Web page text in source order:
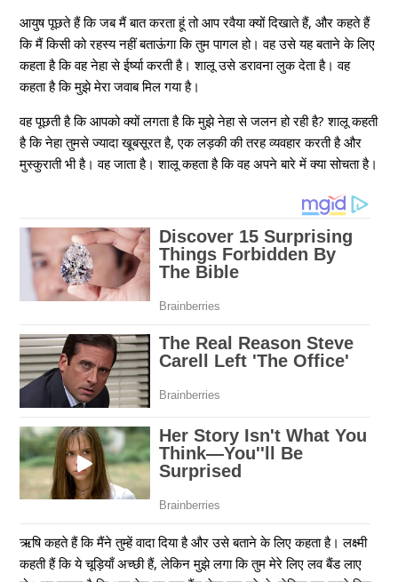
आयुष पूछते हैं कि जब मैं बात करता हूं तो आप रवैया क्यों दिखाते हैं, और कहते हैं
कि मैं किसी को रहस्य नहीं बताऊंगा कि तुम पागल हो। वह उसे यह बताने के लिए
कहता है कि वह नेहा से ईर्ष्या करती है। शालू उसे डरावना लुक देता है। वह
कहता है कि मुझे मेरा जवाब मिल गया है।
वह पूछती है कि आपको क्यों लगता है कि मुझे नेहा से जलन हो रही है? शालू कहती
है कि नेहा तुमसे ज्यादा खूबसूरत है, एक लड़की की तरह व्यवहार करती है और
मुस्कुराती भी है। वह जाता है। शालू कहता है कि वह अपने बारे में क्या सोचता है।
ऋषि कहते हैं कि मैंने तुम्हें वादा दिया है और उसे बताने के लिए कहता है। लक्ष्मी
कहती हैं कि ये चूड़ियाँ अच्छी हैं, लेकिन मुझे लगा कि तुम मेरे लिए लव बैंड लाए